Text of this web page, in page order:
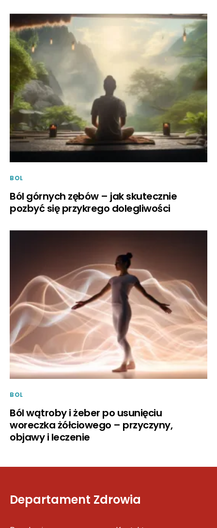
BOL
Ból górnych zębów – jak skutecznie
pozbyć się przykrego dolegliwości
BOL
Ból wątroby i żeber po usunięciu
woreczka żółciowego – przyczyny,
objawy i leczenie
Departament Zdrowia